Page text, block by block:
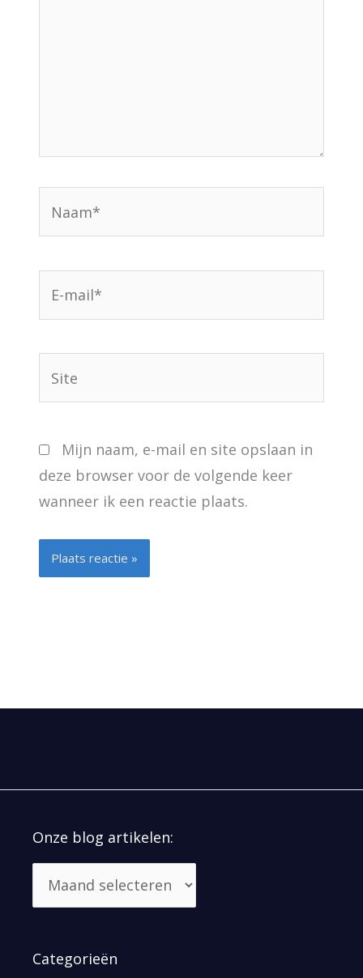
Mijn naam, e-mail en site opslaan in
deze browser voor de volgende keer
wanneer ik een reactie plaats.
Onze blog artikelen:
Categorieën